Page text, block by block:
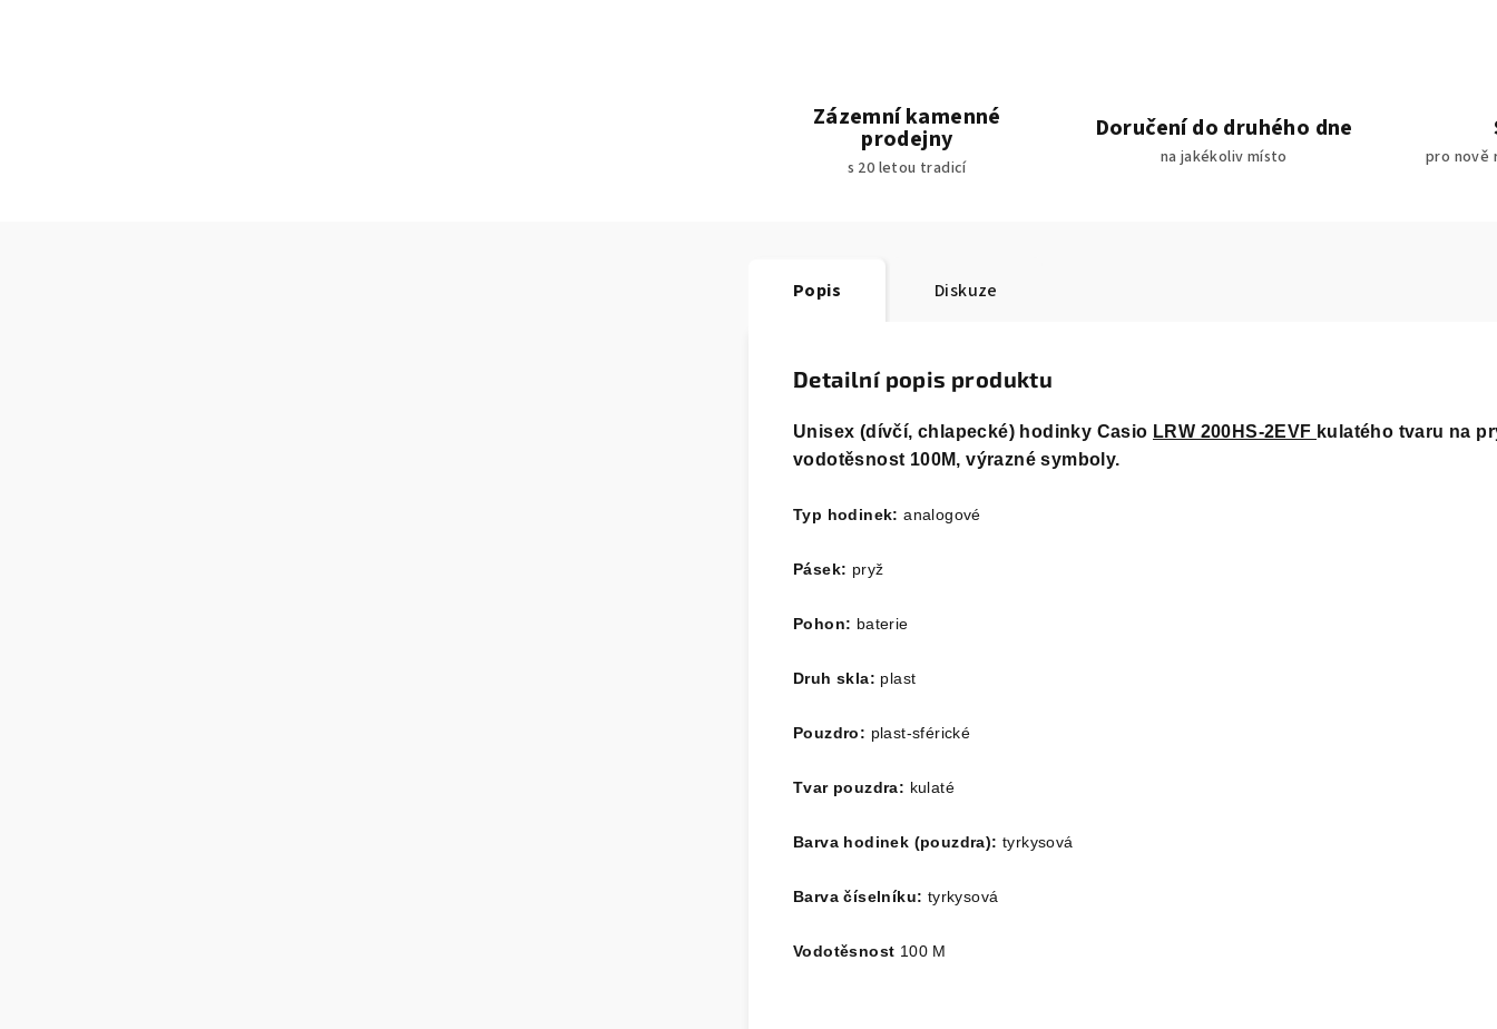
Zázemní kamenné
prodejny
s 20 letou tradicí
Doručení do druhého dne
na jakékoliv místo pro nově
Popis Diskuze
Detailní popis produktu
Unisex (dívčí, chlapecké) hodinky Casio LRW 200HS-2EVF kulatého tvaru na
vodotěsnost 100M, výrazné symboly.
Typ hodinek:analogové
Pásek: pryž
Pohon: baterie
Druh skla: plast
Pouzdro: plast-sférické
Tvar pouzdra: kulaté
Barva hodinek (pouzdra): tyrkysová
Barva číselníku: tyrkysová
Vodotěsnost 100 M